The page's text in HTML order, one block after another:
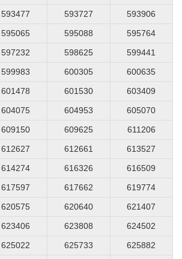
593477 593727
593906
595065 595088
595764
597232 598625
599441
599983 600305
600635
601478 601530
603409
604075 604953
605070
609150 609625
611206
612627 612661
613527
614274 616326
616509
617597 617662
619774
620575 620640
621407
623406 623808
624502
625022 625733
625882